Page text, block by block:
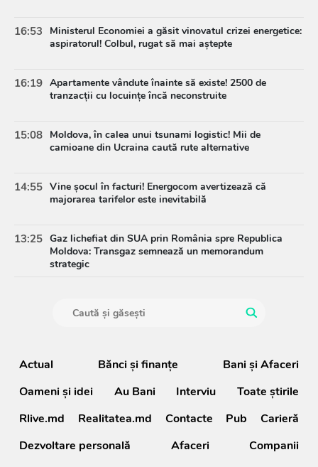
16:53
Ministerul Economiei a găsit vinovatul crizei energetice:
aspiratorul! Colbul, rugat să mai aștepte
16:19 Apartamente vândute înainte să existe! 2500 de
tranzacții cu locuințe încă neconstruite
15:08 Moldova, în calea unui tsunami logistic! Mii de
camioane din Ucraina caută rute alternative
14:55 Vine șocul în facturi! Energocom avertizează că
majorarea tarifelor este inevitabilă
13:25 Gaz lichefiat din SUA prin România spre Republica
Moldova: Transgaz semnează un memorandum
strategic
Actual Bănci şi finanţe
Bani și Afaceri
Oameni şi idei
Au Bani Interviu
Toate știrile
Rlive.md
Realitatea.md Contacte Pub
Carieră
Dezvoltare personală
Afaceri
Companii